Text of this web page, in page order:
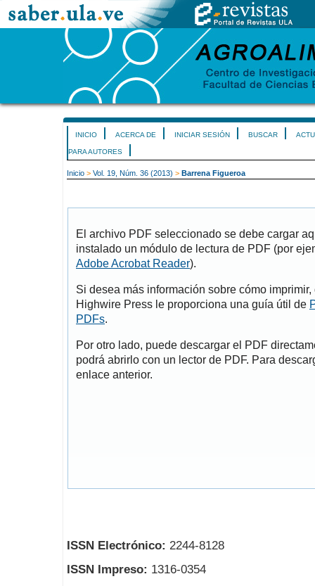
INICIO ACERCA DE INICIAR SESIÓN BUSCAR
PARA AUTORES
Inicio > Vol. 19, Núm. 36 (2013) > Barrena Figueroa
El archivo PDF seleccionado se debe cargar
instalado un módulo de lectura de PDF (por
Adobe Acrobat Reader).
Si desea más información sobre cómo
Highwire Press le proporciona una guía útil de
PDFs.
Por otro lado, puede descargar el PDF
podrá abrirlo con un lector de PDF. Para
enlace anterior.
ISSN Electrónico: 2244-8128
ISSN Impreso: 1316-0354